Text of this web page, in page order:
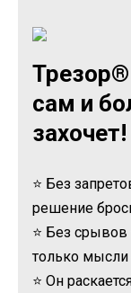
сам и
захочет!
⭐ Без
решение
⭐ Без
только
⭐ Он